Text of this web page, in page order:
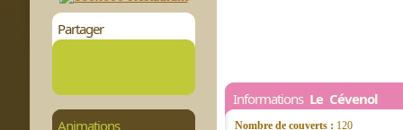
Partager
Animations
Informations Le Cévenol
Nombre de couverts : 120